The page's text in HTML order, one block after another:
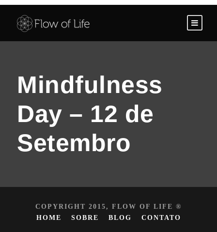
Mindfulness
Day – 12 de
Setembro
COPYRIGHT 2015, FLOW OF LIFE ®
HOME
SOBRE BLOG CONTATO